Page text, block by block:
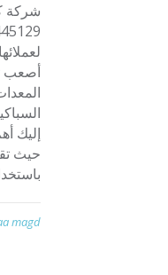
شركة
أصعب
إليك
حيث
magd